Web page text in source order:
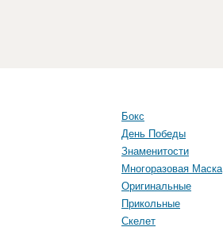
Бокс
День Победы
Знаменитости
Многоразовая Маска
Оригинальные
Прикольные
Скелет